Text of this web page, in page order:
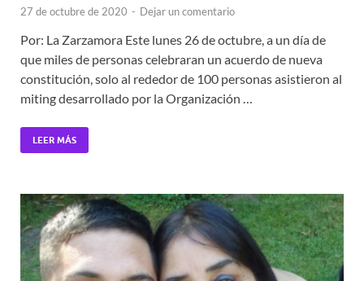
27 de octubre de 2020 - Dejar un comentario
Por: La Zarzamora Este lunes 26 de octubre, a un día de
que miles de personas celebraran un acuerdo de nueva
constitución, solo al rededor de 100 personas asistieron al
miting desarrollado por la Organización …
LEER MÁS